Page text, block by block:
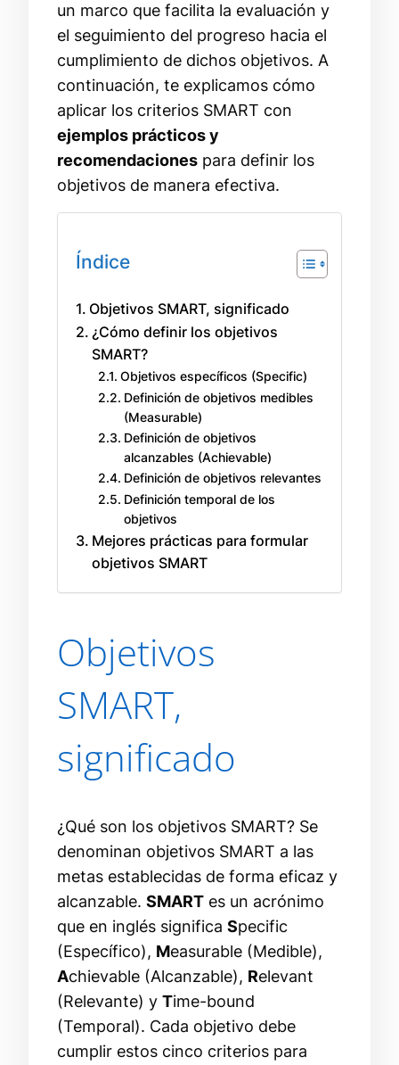
un marco que facilita la evaluación y
el seguimiento del progreso hacia el
cumplimiento de dichos objetivos. A
continuación, te explicamos cómo
aplicar los criterios SMART con
ejemplos prácticos y
recomendaciones para definir los
objetivos de manera efectiva.
Índice
Objetivos SMART, significado
¿Cómo definir los objetivos
SMART?
Objetivos específicos (Specific)
Definición de objetivos medibles
(Measurable)
Definición de objetivos
alcanzables (Achievable)
Definición de objetivos relevantes
Definición temporal de los
objetivos
Mejores prácticas para formular
objetivos SMART
Objetivos
SMART,
significado
¿Qué son los objetivos SMART? Se
denominan objetivos SMART a las
metas establecidas de forma eficaz y
alcanzable. SMART es un acrónimo
que en inglés significa Specific
(Específico), Measurable (Medible),
Achievable (Alcanzable), Relevant
(Relevante) y Time-bound
(Temporal). Cada objetivo debe
cumplir estos cinco criterios para